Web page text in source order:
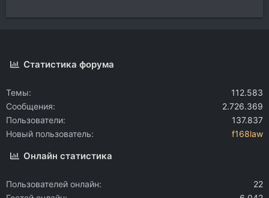
Статистика форума
Темы
112.583
Сообщения
2.726.369
Пользователи
137.837
Новый пользователь
f168law
Онлайн статистика
Пользователей онлайн
22